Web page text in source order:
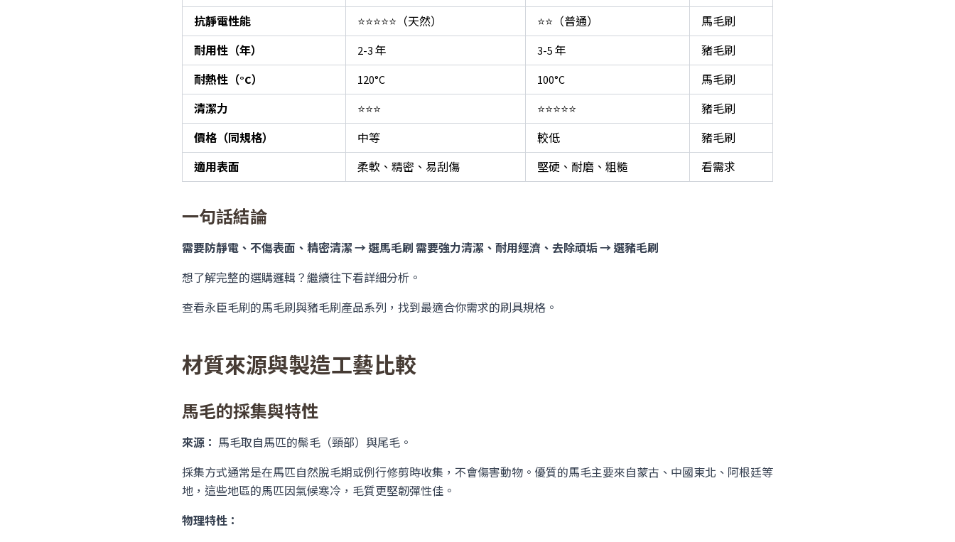
抗靜電性能 ⭐⭐⭐⭐⭐（天然） ⭐⭐（普通） 馬毛刷
耐用性（年） 2-3 年 3-5 年 豬毛刷
耐熱性（°C） 120°C 100°C 馬毛刷
清潔力 ⭐⭐⭐ ⭐⭐⭐⭐⭐ 豬毛刷
價格（同規格） 中等 較低 豬毛刷
適用表面 柔軟、精密、易刮傷 堅硬、耐磨、粗糙 看需求
一句話結論
需要防靜電、不傷表面、精密清潔 → 選馬毛刷 需要強力清潔、耐用經濟、去除頑垢 → 選豬毛刷
想了解完整的選購邏輯？繼續往下看詳細分析。
查看永臣毛刷的馬毛刷與豬毛刷產品系列 ，找到最適合你需求的刷具規格。
材質來源與製造工藝比較
馬毛的採集與特性
來源： 馬毛取自馬匹的鬃毛（頸部）與尾毛。
採集方式通常是在馬匹自然脫毛期或例行修剪時收集，不會傷害動物。優質的馬毛主要來自蒙古、中國東北、阿根廷等
地，這些地區的馬匹因氣候寒冷，毛質更堅韌彈性佳。
物理特性：